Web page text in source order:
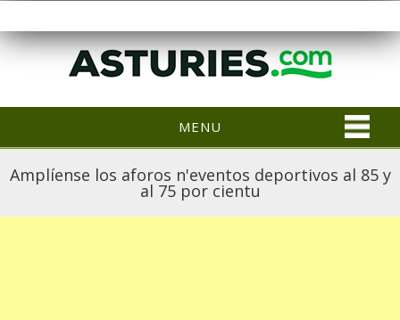
MENU
Amplíense los aforos n'eventos deportivos al 85 y
al 75 por cientu